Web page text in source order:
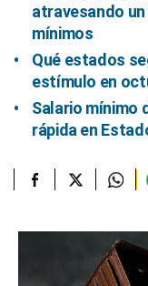
atravesando
mínimos
Qué estados
estímulo en
Salario mínimo
rápida en